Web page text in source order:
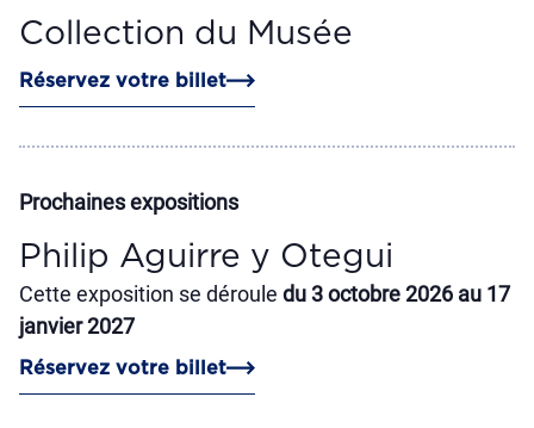
Collection du Musée
Réservez votre billet
Prochaines expositions
Philip Aguirre y Otegui
Cette exposition se déroule du 3 octobre 2026 au 17
janvier 2027
Réservez votre billet